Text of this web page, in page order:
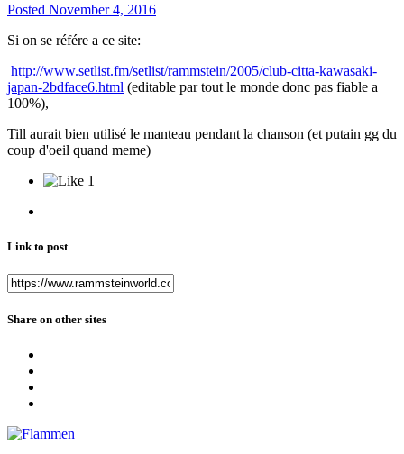
Posted November 4, 2016
Si on se référe a ce site:
http://www.setlist.fm/setlist/rammstein/2005/club-citta-kawasaki-
japan-2bdface6.html (editable par tout le monde donc pas fiable a
100%),
Till aurait bien utilisé le manteau pendant la chanson (et putain gg du
coup d'oeil quand meme)
1
Link to post
Share on other sites